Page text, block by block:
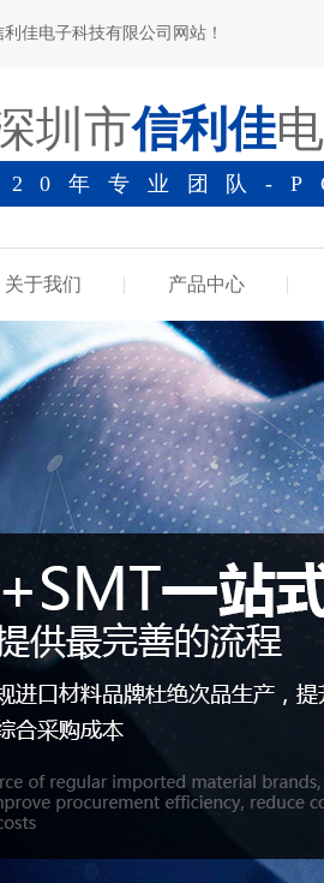
佳电子科技有限公司网站！
圳市信利佳
20年专业团队-
关于我们 产品中心